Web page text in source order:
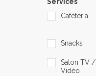
Cafétéria
Snacks
Salon TV /
Vidéo